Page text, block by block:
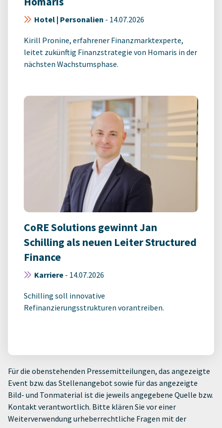
Hotel | Personalien - 14.07.2026
Kirill Pronine, erfahrener Finanzmarktexperte,
leitet zukünftig Finanzstrategie von Homaris in der
nächsten Wachstumsphase.
CoRE Solutions gewinnt Jan
Schilling als neuen Leiter Structured
Finance
Karriere - 14.07.2026
Schilling soll innovative
Refinanzierungsstrukturen vorantreiben.
Für die obenstehenden Pressemitteilungen, das angezeigte
Event bzw. das Stellenangebot sowie für das angezeigte
Bild- und Tonmaterial ist die jeweils angegebene Quelle bzw.
Kontakt verantwortlich. Bitte klären Sie vor einer
Weiterverwendung urheberrechtliche Fragen mit der